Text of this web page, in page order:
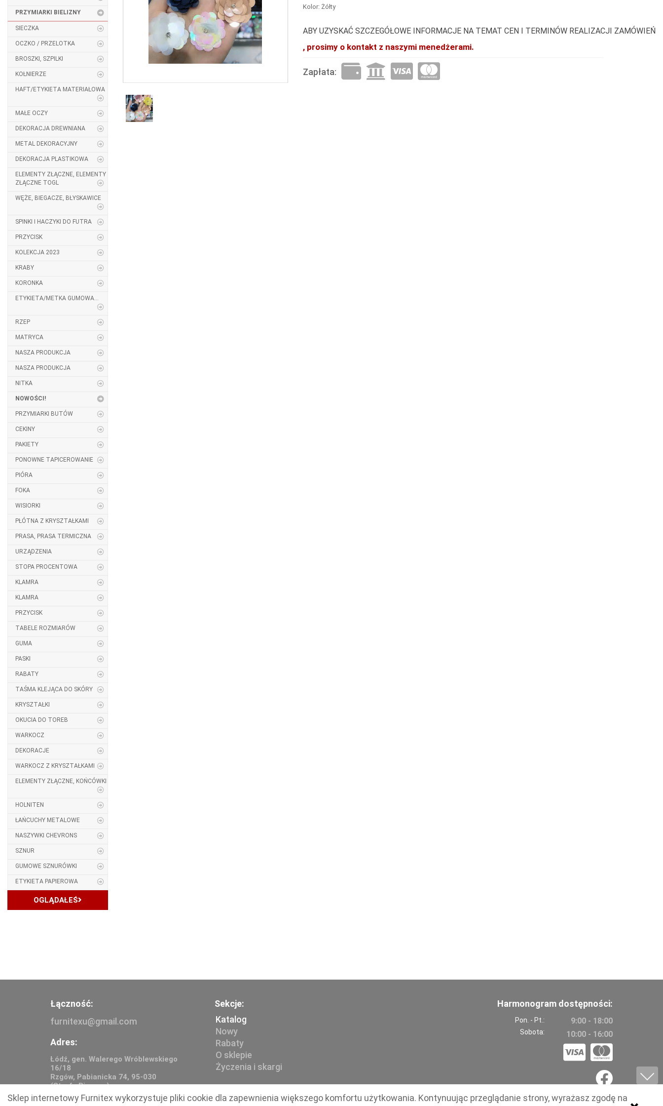
PRZYMIARKI BIELIZNY
SIECZKA
OCZKO / PRZELOTKA
BROSZKI, SZPILKI
KOŁNIERZE
HAFT/ETYKIETA MATERIAŁOWA
MAŁE OCZY
DEKORACJA DREWNIANA
METAL DEKORACYJNY
DEKORACJA PLASTIKOWA
ELEMENTY ZŁĄCZNE, ELEMENTY
ZŁĄCZNE TOGL
WĘŻE, BIEGACZE, BŁYSKAWICE
SPINKI I HACZYKI DO FUTRA
PRZYCISK
KOLEKCJA 2023
KRABY
KORONKA
ETYKIETA/METKA GUMOWA...
RZEP
MATRYCA
NASZA PRODUKCJA
NASZA PRODUKCJA
NITKA
NOWOŚCI!
PRZYMIARKI BUTÓW
CEKINY
PAKIETY
PONOWNE TAPICEROWANIE
PIÓRA
FOKA
WISIORKI
PŁÓTNA Z KRYSZTAŁKAMI
PRASA, PRASA TERMICZNA
URZĄDZENIA
STOPA PROCENTOWA
KLAMRA
KLAMRA
PRZYCISK
TABELE ROZMIARÓW
GUMA
PASKI
RABATY
TAŚMA KLEJĄCA DO SKÓRY
KRYSZTAŁKI
OKUCIA DO TOREB
WARKOCZ
DEKORACJE
WARKOCZ Z KRYSZTAŁKAMI
ELEMENTY ZŁĄCZNE, KOŃCÓWKI
HOLNITEN
ŁAŃCUCHY METALOWE
NASZYWKI CHEVRONS
SZNUR
GUMOWE SZNURÓWKI
ETYKIETA PAPIEROWA
OGLĄDAŁEŚ
Kolor: Żółty
ABY UZYSKAĆ SZCZEGÓŁOWE INFORMACJE NA TEMAT CEN I TERMINÓW REALIZACJI ZAMÓWIEŃ
, prosimy o kontakt z naszymi menedżerami.
Zapłata:
Łączność:
furnitexu@gmail.com
Adres:
Łódź, gen. Walerego Wróblewskiego
16/18
Rzgów, Pabianicka 74, 95-030
(Strefa Biznesu)
Sekcje:
Katalog
Nowy
Rabaty
O sklepie
Życzenia i skargi
Harmonogram dostępności:
Pon. - Pt.:
Sobota:
9:00 - 18:00
10:00 - 16:00
Sklep internetowy Furnitex wykorzystuje pliki cookie dla zapewnienia większego komfortu użytkowania. Kontynuując przeglądanie strony, wyrażasz zgodę na